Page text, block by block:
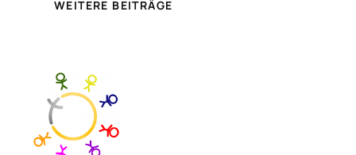
WEITERE BEITRÄGE